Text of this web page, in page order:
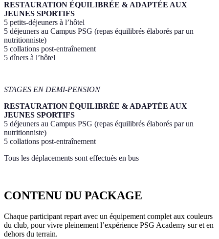
RESTAURATION ÉQUILIBRÉE & ADAPTÉE AUX
JEUNES SPORTIFS
5 petits-déjeuners à l’hôtel
5 déjeuners au Campus PSG (repas équilibrés élaborés par un
nutritionniste)
5 collations post-entraînement
5 dîners à l’hôtel
STAGES EN DEMI-PENSION
RESTAURATION ÉQUILIBRÉE & ADAPTÉE AUX
JEUNES SPORTIFS
5 déjeuners au Campus PSG (repas équilibrés élaborés par un
nutritionniste)
5 collations post-entraînement
Tous les déplacements sont effectués en bus
CONTENU DU PACKAGE
Chaque participant repart avec un équipement complet aux couleurs
du club, pour vivre pleinement l’expérience PSG Academy sur et en
dehors du terrain.